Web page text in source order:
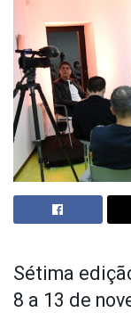
Sétima
8 a 13 de